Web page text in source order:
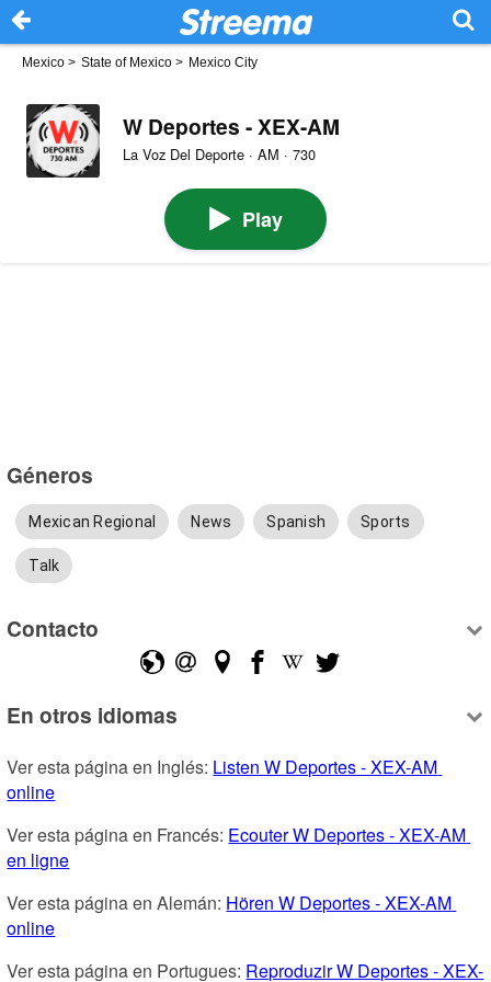
Mexico > State of Mexico > Mexico City
W Deportes - XEX-AM
La Voz Del Deporte · AM · 730
Play
Géneros
Mexican Regional News Spanish Sports
Talk
Contacto
En otros idiomas
Ver esta página en Inglés: Listen W Deportes - XEX-AM
online
Ver esta página en Francés: Ecouter W Deportes - XEX-AM
en ligne
Ver esta página en Alemán: Hören W Deportes - XEX-AM
online
Ver esta página en Portugues: Reproduzir W Deportes - XEX-